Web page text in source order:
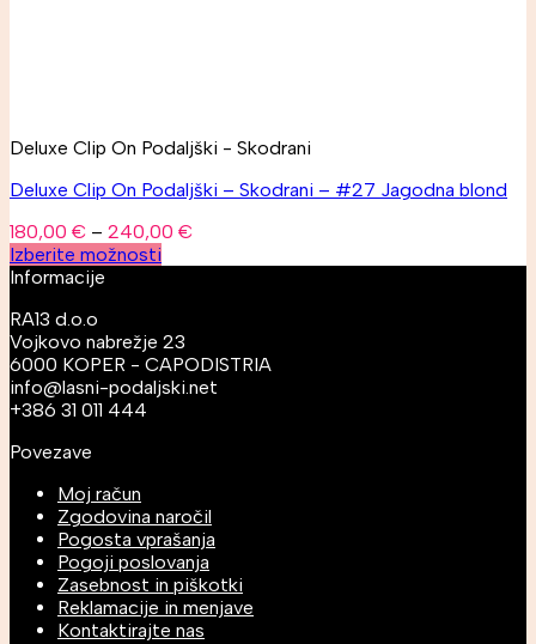
Deluxe Clip On Podaljški - Skodrani
Deluxe Clip On Podaljški – Skodrani – #27 Jagodna blond
180,00 € – 240,00 €
Izberite možnosti
Informacije
RA13 d.o.o
Vojkovo nabrežje 23
6000 KOPER - CAPODISTRIA
info@lasni-podaljski.net
+386 31 011 444
Povezave
Moj račun
Zgodovina naročil
Pogosta vprašanja
Pogoji poslovanja
Zasebnost in piškotki
Reklamacije in menjave
Kontaktirajte nas